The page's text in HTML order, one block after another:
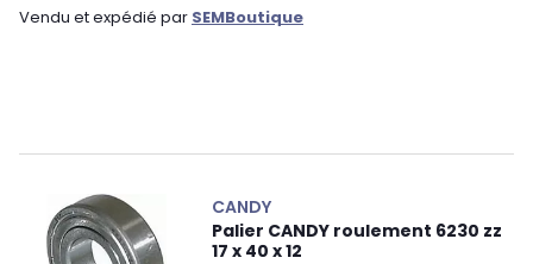
Vendu et expédié par SEMBoutique
CANDY
Palier CANDY roulement 6230 zz
17 x 40 x 12